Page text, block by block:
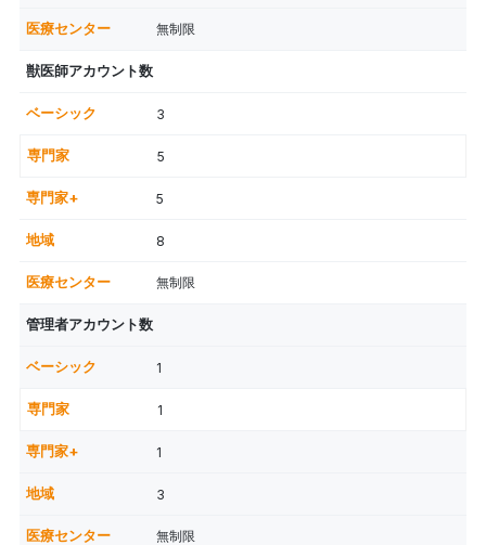
無制限
獣医師アカウント数
3
5
5
8
無制限
管理者アカウント数
1
1
1
3
無制限